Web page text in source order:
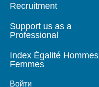
Recruitment
Support us as a
Professional
Index Égalité Hommes
Femmes
Войти